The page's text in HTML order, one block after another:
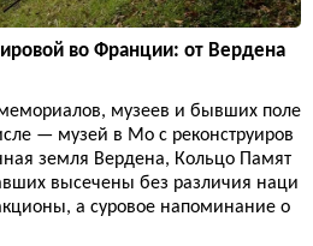
во Франции: от Вердена
музеев и бывших поле
— музей в Мо с реконструиров
земля Вердена, Кольцо Памят
высечены без различия наци
а суровое напоминание о